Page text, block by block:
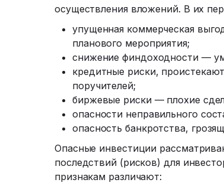
осуществления вложений. В их
упущенная коммерческая
планового мероприятия;
снижение финдоходности —
кредитные риски,
поручителей;
биржевые риски — плохие
опасности неправильного
опасность банкротства,
Опасные инвестиции
последствий (рисков) для
признакам различают: